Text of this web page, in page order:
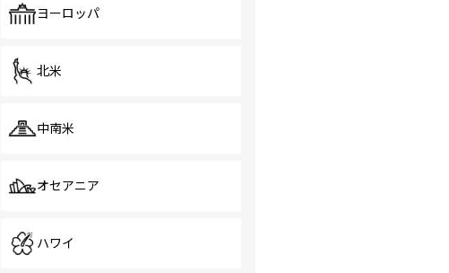
ヨーロッパ
北米
中南米
オセアニア
ハワイ